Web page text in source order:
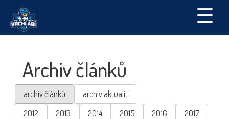
☰
Archiv článků
archiv článků
archiv aktualit
2012
2013 2014 2015 2016
2017